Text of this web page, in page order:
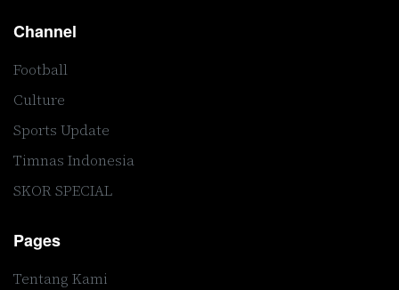
Channel
Football
Culture
Sports Update
Timnas Indonesia
SKOR SPECIAL
Pages
Tentang Kami